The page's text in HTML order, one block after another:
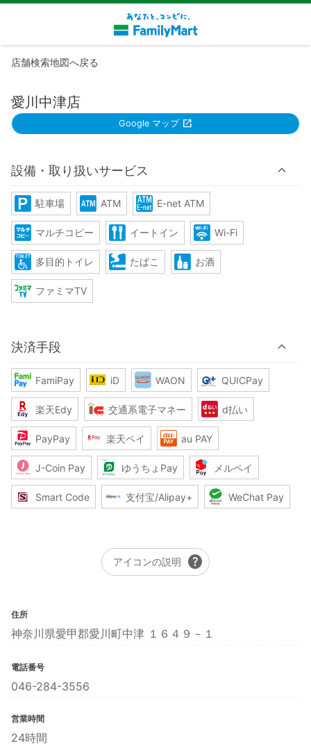
店舗検索地図へ戻る
愛川中津店
Google マップ
設備・取り扱いサービス
駐車場 ATM E-net ATM
マルチコピー イートイン Wi-Fi
多目的トイレ たばこ お酒
ファミマTV
決済手段
FamiPay iD WAON QUICPay
楽天Edy 交通系電子マネー d払い
PayPay 楽天ペイ au PAY
J-Coin Pay ゆうちょPay メルペイ
Smart Code 支付宝/Alipay+ WeChat Pay
アイコンの説明 help
住所
神奈川県愛甲郡愛川町中津 １６４９－１
電話番号
046-284-3556
営業時間
24時間